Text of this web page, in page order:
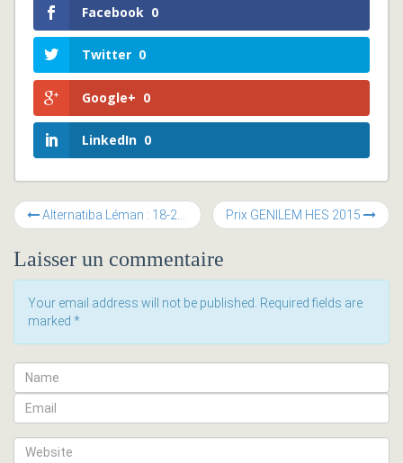
Facebook 0
Twitter 0
Google+ 0
LinkedIn 0
Alternatiba Léman : 18-20 septembre 2015 à Plainpalais Prix GENILEM HES 2015
Laisser un commentaire
Your email address will not be published. Required fields are
marked *